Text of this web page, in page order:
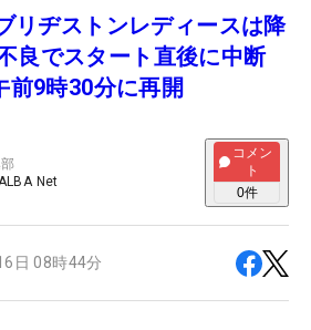
リヂストンレディースは降
良でスタート直後に中断
前9時30分に再開
Net
コメン
ト
0件
日 08時44分